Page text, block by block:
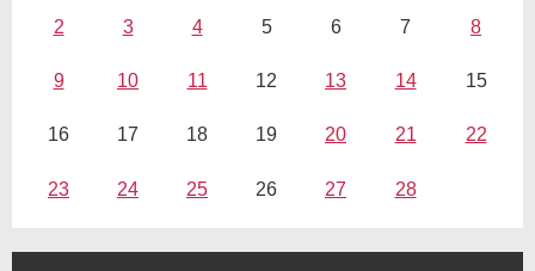
2 3 4 5 6 7 8
9 10 11 12 13 14 15
16 17 18 19 20 21 22
23 24 25 26 27 28